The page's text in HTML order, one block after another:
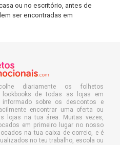
ou no escritório, antes de
ser encontradas em
diariamente os folhetos
de todas as lojas em
sobre os descontos e
encontrar uma oferta ou
lojas na tua área. Muitas vezes,
em primeiro lugar no nosso
na tua caixa de correio, e é
no teu trabalho, escola ou